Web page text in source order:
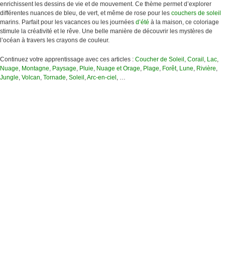
enrichissent les dessins de vie et de mouvement. Ce thème permet d’explorer
différentes nuances de bleu, de vert, et même de rose pour les couchers de soleil
marins. Parfait pour les vacances ou les journées d’été à la maison, ce coloriage
stimule la créativité et le rêve. Une belle manière de découvrir les mystères de
l’océan à travers les crayons de couleur.
Continuez votre apprentissage avec ces articles : Coucher de Soleil , Corail , Lac,
Nuage, Montagne, Paysage, Pluie, Nuage et Orage, Plage, Forêt, Lune, Rivière,
Jungle, Volcan, Tornade, Soleil ,Arc-en-ciel , …